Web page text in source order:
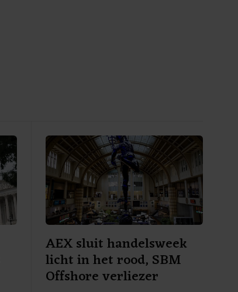
AEX sluit handelsweek
licht in het rood, SBM
Offshore verliezer